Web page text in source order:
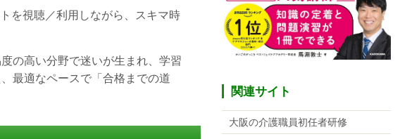
を視聴／利用しながら、スキマ時
の高い分野で迷いが生まれ、学習
最適なペースで「合格までの道
関連サイト
大阪の介護職員初任者研修